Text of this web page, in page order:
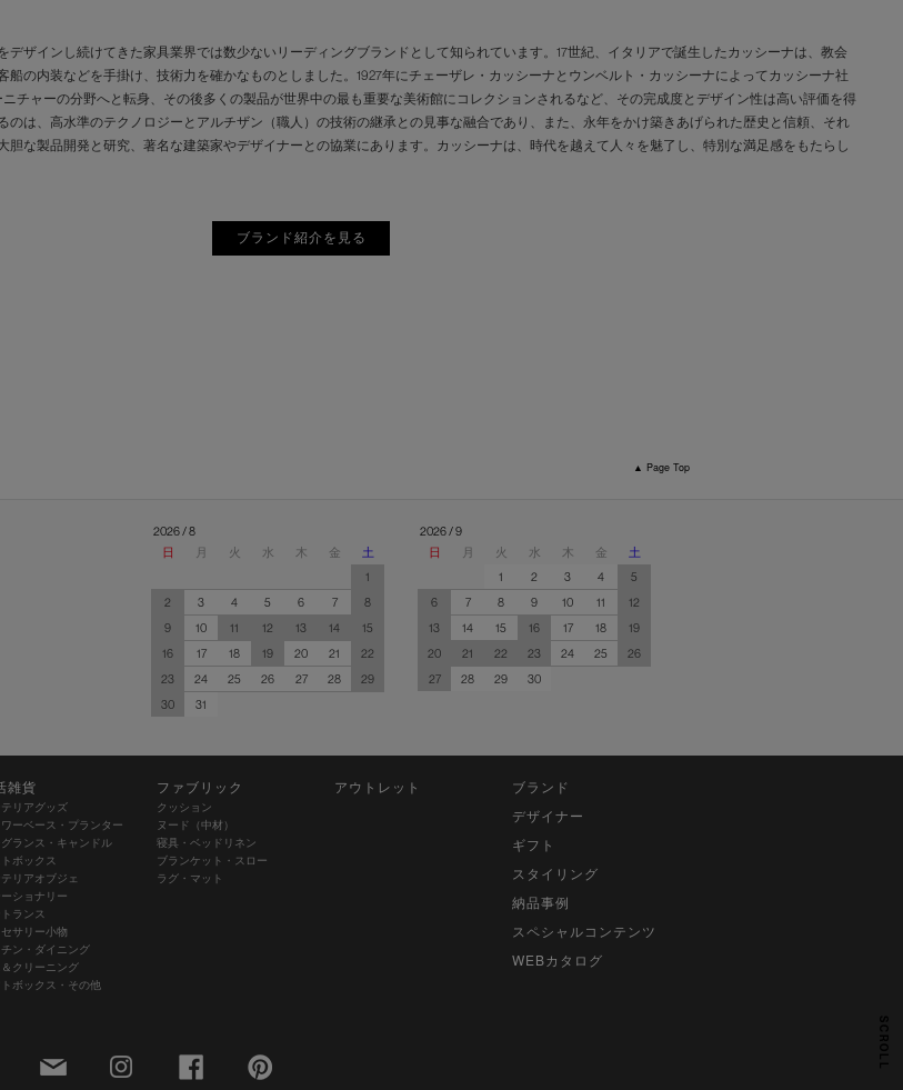
SCROLL
デザインし続けてきた家具業界では数少ないリーディングブランドとして知られています。17世紀、イタリアで誕生したカッシーナは、教会
船の内装などを手掛け、技術力を確かなものとしました。1927年にチェーザレ・カッシーナとウンベルト・カッシーナによってカッシーナ社
チャーの分野へと転身、その後多くの製品が世界中の最も重要な美術館にコレクションされるなど、その完成度とデザイン性は高い評価を得
のは、高水準のテクノロジーとアルチザン（職人）の技術の継承との見事な融合であり、また、永年をかけ築きあげられた歴史と信頼、それ
胆な製品開発と研究、著名な建築家やデザイナーとの協業にあります。カッシーナは、時代を越えて人々を魅了し、特別な満足感をもたらし
ブランド紹介を見る
▲ Page Top
2026 / 8
日
月 火 水 木 金
土
1
2
3 4 5 6 7
8
9
10 11 12 13 14
15
16
17 18 19 20 21
22
23
24 25 26 27 28
29
30
31
2026 / 9
日
月 火 水 木 金
土
1
2 3 4
5
6
7 8 9 10 11
12
13
14 15 16 17 18
19
20
21 22 23 24 25
26
27
28 29 30
雑貨
テリアグッズ
ワーベース・プランター
グランス・キャンドル
ボックス
リアオブジェ
ーショナリー
ランス
サリー小物
チン・ダイニング
＆クリーニング
ボックス・その他
ファブリック
クッション
ヌード（中材）
寝具・ベッドリネン
ブランケット・スロー
ラグ・マット
アウトレット
ブランド
デザイナー
ギフト
スタイリング
納品事例
スペシャルコンテンツ
WEBカタログ